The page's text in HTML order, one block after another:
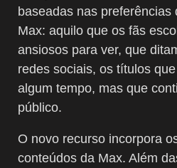
baseadas nas preferências
Max: aquilo que os fãs
ansiosos para ver, que
redes sociais, os títulos
algum tempo, mas que
público.
O novo recurso incorpora
conteúdos da Max. Além